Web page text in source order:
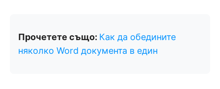
Прочетете също: Как да обедините
няколко Word документа в един